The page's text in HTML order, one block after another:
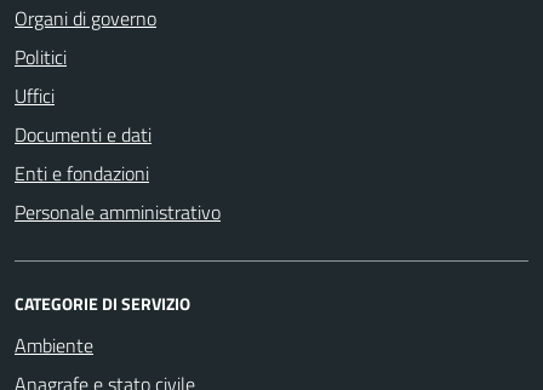
Organi di governo
Politici
Uffici
Documenti e dati
Enti e fondazioni
Personale amministrativo
CATEGORIE DI SERVIZIO
Ambiente
Anagrafe e stato civile